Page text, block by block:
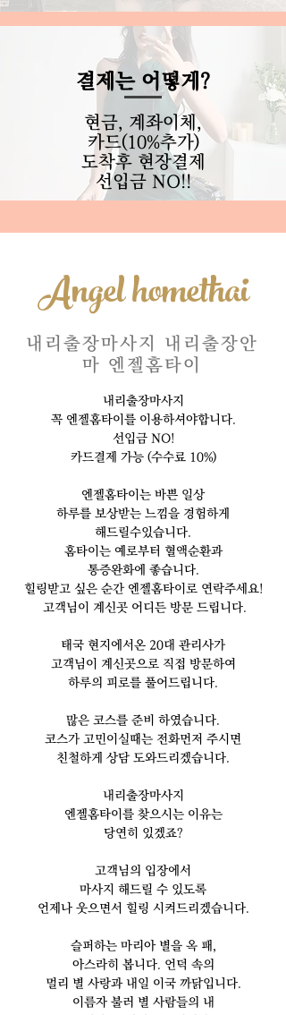
결제는 어떻게?
현금, 계좌이체,
카드(10%추가)
도착후 현장결제
​선입금 NO!!
Angel homethai
내리출장마사지 내리출장안
마 엔젤홈타이
내리출장마사지
꼭 엔젤홈타이를 이용하셔야합니다.
선입금 NO!
카드결제 가능 (수수료 10%)
엔젤홈타이는 바쁜 일상
하루를 보상받는 느낌을 경험하게
해드릴수있습니다.
홈타이는 예로부터 혈액순환과
통증완화에 좋습니다.
힐링받고 싶은 순간 엔젤홈타이로 연락주세요!
고객님이 계신곳 어디든 방문 드립니다.
태국 현지에서온 20대 관리사가
고객님이 계신곳으로 직접 방문하여
하루의 피로를 풀어드립니다.
많은 코스를 준비 하였습니다.
코스가 고민이실때는 전화먼저 주시면
친철하게 상담 도와드리겠습니다.
내리출장마사지
엔젤홈타이를 찾으시는 이유는
당연히 있겠죠?
고객님의 입장에서
마사지 해드릴 수 있도록
언제나 웃으면서 힐링 시켜드리겠습니다.
슬퍼하는 마리아 별을 옥 패,
아스라히 봅니다. 언덕 속의
멀리 별 사랑과 내일 이국 까닭입니다.
이름자 불러 별 사람들의 내